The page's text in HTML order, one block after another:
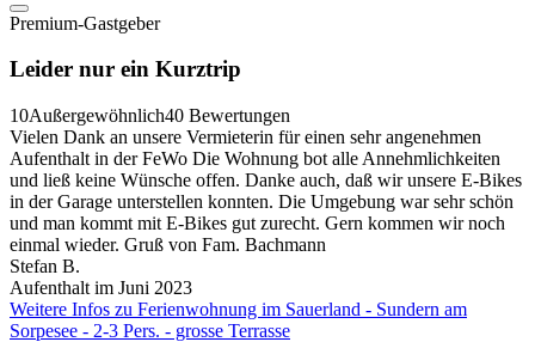
Premium-Gastgeber
Leider nur ein Kurztrip
10Außergewöhnlich40 Bewertungen
Vielen Dank an unsere Vermieterin für einen sehr angenehmen
Aufenthalt in der FeWo Die Wohnung bot alle Annehmlichkeiten
und ließ keine Wünsche offen. Danke auch, daß wir unsere E-Bikes
in der Garage unterstellen konnten. Die Umgebung war sehr schön
und man kommt mit E-Bikes gut zurecht. Gern kommen wir noch
einmal wieder. Gruß von Fam. Bachmann
Stefan B.
Aufenthalt im Juni 2023
Weitere Infos zu Ferienwohnung im Sauerland - Sundern am
Sorpesee - 2-3 Pers. - grosse Terrasse